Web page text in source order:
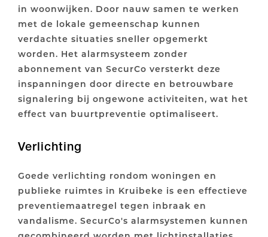
in woonwijken. Door nauw samen te werken
met de lokale gemeenschap kunnen
verdachte situaties sneller opgemerkt
worden. Het alarmsysteem zonder
abonnement van SecurCo versterkt deze
inspanningen door directe en betrouwbare
signalering bij ongewone activiteiten, wat het
effect van buurtpreventie optimaliseert.
Verlichting
Goede verlichting rondom woningen en
publieke ruimtes in Kruibeke is een effectieve
preventiemaatregel tegen inbraak en
vandalisme. SecurCo's alarmsystemen kunnen